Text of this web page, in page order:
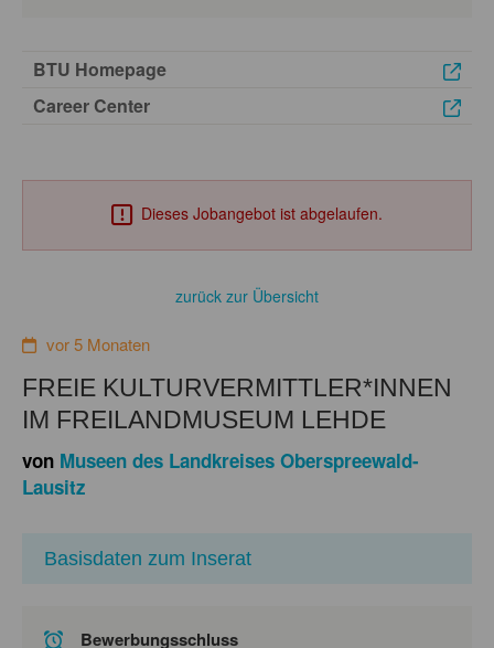
BTU Homepage
Career Center
Dieses Jobangebot ist abgelaufen.
zurück zur Übersicht
vor 5 Monaten
FREIE KULTURVERMITTLER*INNEN
IM FREILANDMUSEUM LEHDE
von Museen des Landkreises Oberspreewald-
Lausitz
Basisdaten zum Inserat
Bewerbungsschluss